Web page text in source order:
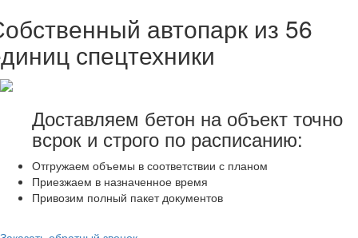
автопарк из 56
спецтехники
Доставляем бетон на объект точно
всрок и строго по расписанию:
Отгружаем объемы в соответствии с планом
Приезжаем в назначенное время
Привозим полный пакет документов